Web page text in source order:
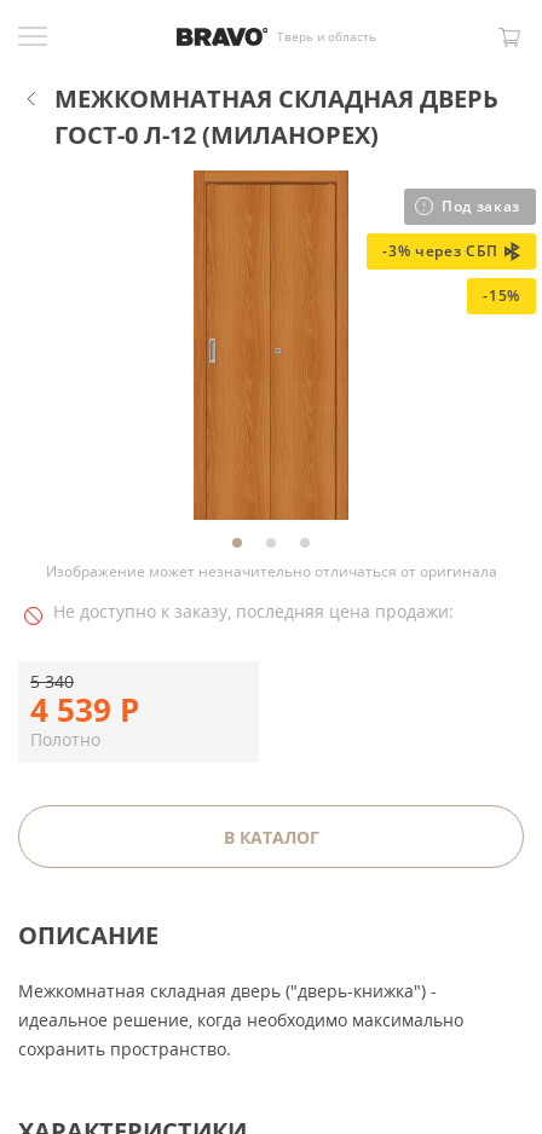
Тверь и область
МЕЖКОМНАТНАЯ СКЛАДНАЯ ДВЕРЬ
ГОСТ-0 Л-12 (МИЛАНОРЕХ)
Под заказ
-3% через СБП
-15%
Изображение может незначительно отличаться от оригинала
Не доступно к заказу, последняя цена продажи:
4 539 Р
5 340
Полотно
В КАТАЛОГ
ОПИСАНИЕ
Межкомнатная складная дверь ("дверь-книжка") -
идеальное решение, когда необходимо максимально
сохранить пространство.